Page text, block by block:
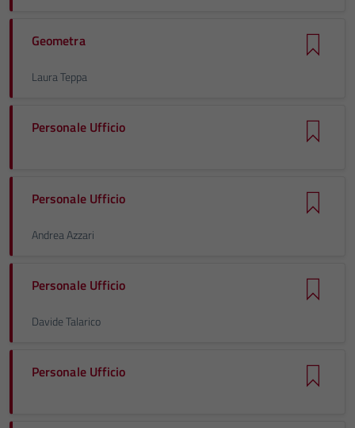
Geometra
Laura Teppa
Personale Ufficio
Personale Ufficio
Andrea Azzari
Personale Ufficio
Davide Talarico
Personale Ufficio